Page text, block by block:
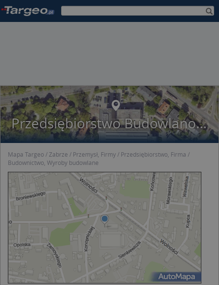
Przedsiębiorstwo Budowlano Montażowe Crane
Mapa Targeo Zabrze Przemysł, Firmy
Przedsiębiorstwo, Firma
Budownictwo, Wyroby budowlane